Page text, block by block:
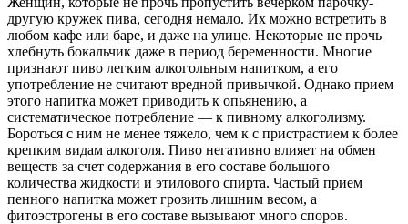
другую кружек пива, сегодня немало. Их можно встретить в
любом кафе или баре, и даже на улице. Некоторые не прочь
хлебнуть бокальчик даже в период беременности. Многие
признают пиво легким алкогольным напитком, а его
употребление не считают вредной привычкой. Однако прием
этого напитка может приводить к опьянению, а
систематическое потребление — к пивному алкоголизму.
Бороться с ним не менее тяжело, чем к с пристрастием к более
крепким видам алкоголя. Пиво негативно влияет на обмен
веществ за счет содержания в его составе большого
количества жидкости и этилового спирта. Частый прием
пенного напитка может грозить лишним весом, а
фитоэстрогены в его составе вызывают много споров.